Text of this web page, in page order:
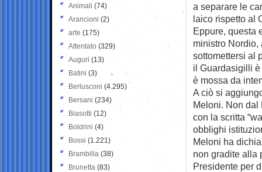
a separare le
laico rispetto al
Eppure, questa
ministro Nordio,
sottomettersi al
il Guardasigilli
è mossa da
A ciò si
Meloni. Non dal
con la scritta
obblighi
Meloni ha
non gradite alla
Presidente per
Animali (74)
Arancioni (2)
arte (175)
Attentato (329)
Auguri (13)
Batini (3)
Berlusconi (4.295)
Bersani (234)
Biasotti (12)
Boldrini (4)
Bossi (1.221)
Brambilla (38)
Brunetta (83)